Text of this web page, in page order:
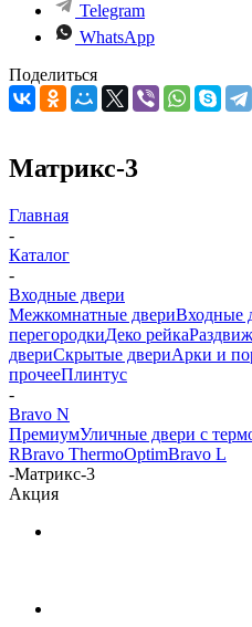
Telegram
WhatsApp
Поделиться
Матрикс-3
Главная
-
Каталог
-
Входные двери
Межкомнатные двериВходные
перегородкиДеко рейка
двериСкрытые двериАрки и
прочееПлинтус
-
Bravo N
ПремиумУличные двери с
RBravo ThermoOptimBravo L
-Матрикс-3
Акция